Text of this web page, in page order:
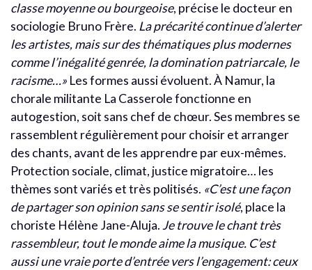
classe moyenne ou bourgeoise, précise le docteur en
sociologie Bruno Frère. La précarité continue d’alerter
les artistes, mais sur des thématiques plus modernes
comme l’inégalité genrée, la domination patriarcale, le
racisme…» Les formes aussi évoluent. À Namur, la
chorale militante La Casserole fonctionne en
autogestion, soit sans chef de chœur. Ses membres se
rassemblent régulièrement pour choisir et arranger
des chants, avant de les apprendre par eux-mêmes.
Protection sociale, climat, justice migratoire… les
thèmes sont variés et très politisés. «C’est une façon
de partager son opinion sans se sentir isolé, place la
choriste Hélène Jane-Aluja.Je trouve le chant très
rassembleur, tout le monde aime la musique. C’est
aussi une vraie porte d’entrée vers l’engagement: ceux